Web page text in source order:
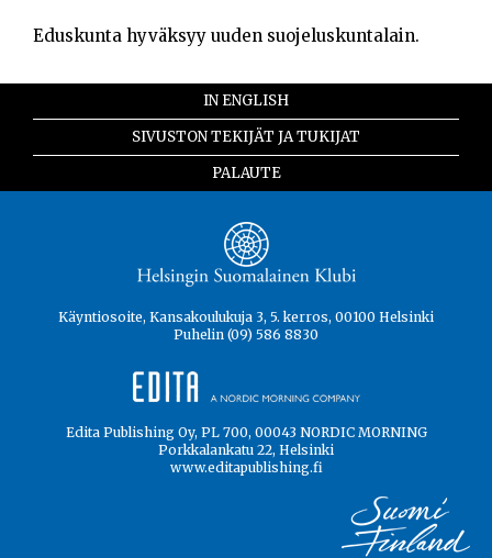
Eduskunta hyväksyy uuden suojeluskuntalain.
IN ENGLISH
SIVUSTON TEKIJÄT JA TUKIJAT
PALAUTE
Käyntiosoite, Kansakoulukuja 3, 5. kerros, 00100 Helsinki
Puhelin (09) 586 8830
Edita Publishing Oy, PL 700, 00043 NORDIC MORNING
Porkkalankatu 22, Helsinki
www.editapublishing.fi